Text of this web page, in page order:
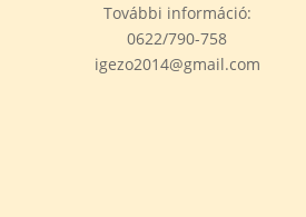
További információ:
0622/790-758
igezo2014@gmail.com